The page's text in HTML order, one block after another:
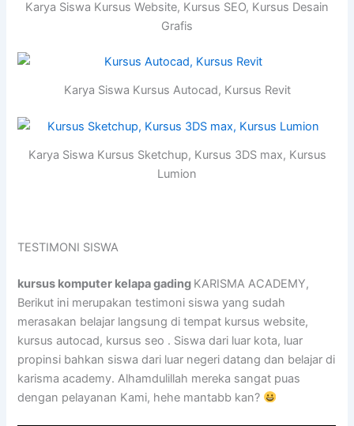
Karya Siswa Kursus Website, Kursus SEO, Kursus Desain
Grafis
Karya Siswa Kursus Autocad, Kursus Revit
Karya Siswa Kursus Sketchup, Kursus 3DS max, Kursus
Lumion
TESTIMONI SISWA
kursus komputer kelapa gading KARISMA ACADEMY,
Berikut ini merupakan testimoni siswa yang sudah
merasakan belajar langsung di tempat kursus website,
kursus autocad, kursus seo . Siswa dari luar kota, luar
propinsi bahkan siswa dari luar negeri datang dan belajar di
karisma academy. Alhamdulillah mereka sangat puas
dengan pelayanan Kami, hehe mantabb kan?